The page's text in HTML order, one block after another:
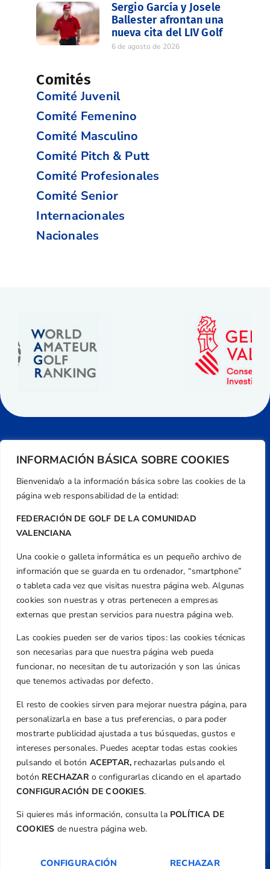
INFORMACIÓN BÁSICA SOBRE COOKIES
Bienvenida/o a la información básica sobre las cookies de la
página web responsabilidad de la entidad:
FEDERACIÓN DE GOLF DE LA COMUNIDAD
VALENCIANA
Una cookie o galleta informática es un pequeño archivo de
información que se guarda en tu ordenador, “smartphone”
o tableta cada vez que visitas nuestra página web. Algunas
cookies son nuestras y otras pertenecen a empresas
externas que prestan servicios para nuestra página web.
Las cookies pueden ser de varios tipos: las cookies técnicas
son necesarias para que nuestra página web pueda
funcionar, no necesitan de tu autorización y son las únicas
que tenemos activadas por defecto.
El resto de cookies sirven para mejorar nuestra página, para
personalizarla en base a tus preferencias, o para poder
mostrarte publicidad ajustada a tus búsquedas, gustos e
intereses personales. Puedes aceptar todas estas cookies
pulsando el botón ACEPTAR, rechazarlas pulsando el
botón RECHAZARo configurarlas clicando en el apartado
CONFIGURACIÓN DE COOKIES.
Si quieres más información, consulta la POLÍTICA DE
COOKIES de nuestra página web.
CONFIGURACIÓN RECHAZAR
Sergio García y Josele
Ballester afrontan una
nueva cita del LIV Golf
6 de agosto de 2026
Comités
Comité Juvenil
Comité Femenino
Comité Masculino
Comité Pitch & Putt
Comité Profesionales
Comité Senior
Internacionales
Nacionales
Dirección
Centre de L´Esport, Carrer d'Isaac Peral i
Caballero, Nº 5, Despachos 2 y 3, 46980,
Valencia
+34 961 367 799
Email
federacion@golfcv.com
Aviso Legal
Política de Privacidad
Transparencia
Normativa
Federación